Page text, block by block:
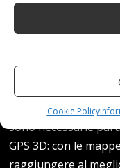
Cookie Policy
● Modello adatto:
2011 2012 2013
dimensioni e la
Supporta le porte
possibile installare
sono necessarie
GPS 3D: con le
raggiungere al